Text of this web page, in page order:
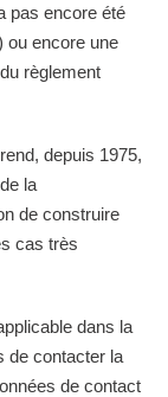
pas encore été
ou encore une
règlement
depuis 1975,
la
de construire
cas très
dans la
de contacter la
de contact